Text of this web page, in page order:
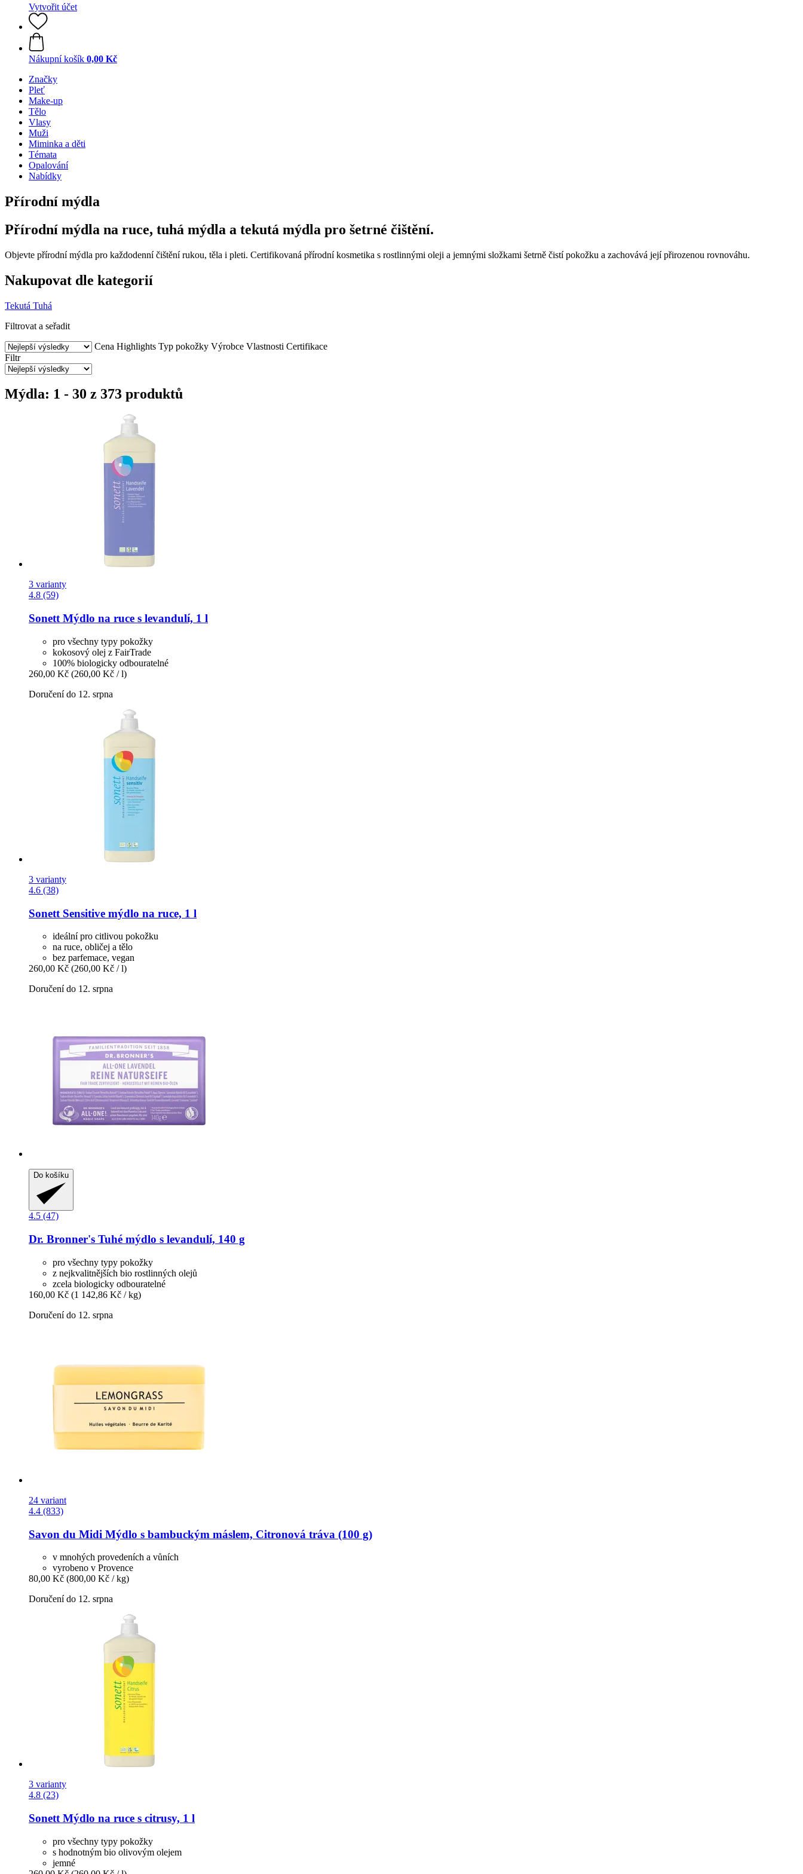
Vytvořit účet
Nákupní košík 0,00 Kč
Značky
Pleť
Make-up
Tělo
Vlasy
Muži
Miminka a děti
Témata
Opalování
Nabídky
Přírodní mýdla
Přírodní mýdla na ruce, tuhá mýdla a tekutá mýdla pro šetrné čištění.
Objevte přírodní mýdla pro každodenní čištění rukou, těla i pleti. Certifikovaná přírodní kosmetika s rostlinnými oleji a jemnými složkami šetrně čistí pokožku a zachovává její přirozenou rovnováhu.
Nakupovat dle kategorií
Tekutá Tuhá
Filtrovat a seřadit
Cena Highlights Typ pokožky Výrobce Vlastnosti Certifikace
Filtr
Mýdla: 1 - 30 z 373 produktů
3 varianty
4.8 (59)
Sonett Mýdlo na ruce s levandulí, 1 l
pro všechny typy pokožky
kokosový olej z FairTrade
100% biologicky odbouratelné
260,00 Kč (260,00 Kč / l)
Doručení do 12. srpna
3 varianty
4.6 (38)
Sonett Sensitive mýdlo na ruce, 1 l
ideální pro citlivou pokožku
na ruce, obličej a tělo
bez parfemace, vegan
260,00 Kč (260,00 Kč / l)
Doručení do 12. srpna
Do košíku
4.5 (47)
Dr. Bronner's Tuhé mýdlo s levandulí, 140 g
pro všechny typy pokožky
z nejkvalitnějších bio rostlinných olejů
zcela biologicky odbouratelné
160,00 Kč (1 142,86 Kč / kg)
Doručení do 12. srpna
24 variant
4.4 (833)
Savon du Midi Mýdlo s bambuckým máslem, Citronová tráva (100 g)
v mnohých provedeních a vůních
vyrobeno v Provence
80,00 Kč (800,00 Kč / kg)
Doručení do 12. srpna
3 varianty
4.8 (23)
Sonett Mýdlo na ruce s citrusy, 1 l
pro všechny typy pokožky
s hodnotným bio olivovým olejem
jemné